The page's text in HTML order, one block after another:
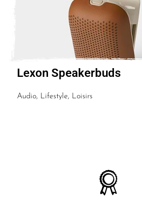
Lexon Speakerbuds
Audio, Lifestyle, Loisirs